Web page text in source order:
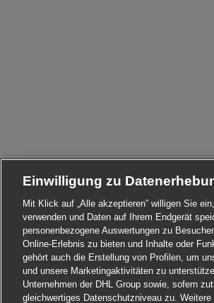
Einwilligung zu
Mit Klick auf „Alle akzeptieren” willigen Sie
verwenden und Daten auf Ihrem Endgerät
personenbezogene Auswertungen zu
Online-Erlebnis zu bieten und Inhalte oder
gehört auch die Erstellung von Profilen, um
und unsere Marketingaktivitäten zu
Unternehmen der DHL Group sowie, sofern
gleichwertiges Datenschutzniveau zu.